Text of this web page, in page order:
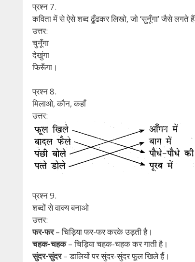
प्रश्न 7.
कविता में से ऐसे शब्द ढूँढकर लिखो, जो ‘सुनूँगा’ जैसे लगते हैं
उत्तर:
चुनूँगा
देखुंगा
फिरूँगा।
प्रश्न 8.
मिलाओ, कौन, कहाँ
उत्तर:
प्रश्न 9.
शब्दों से वाक्य बनाओ
उत्तर:
फर-फर– चिड़िया फर-फर करके उड़ती है।
चहक-चहक– चिड़िया चहक-चहक कर गाती है।
सुंदर-सुंदर– डालियों पर सुंदर-सुंदर फूल खिले हैं।